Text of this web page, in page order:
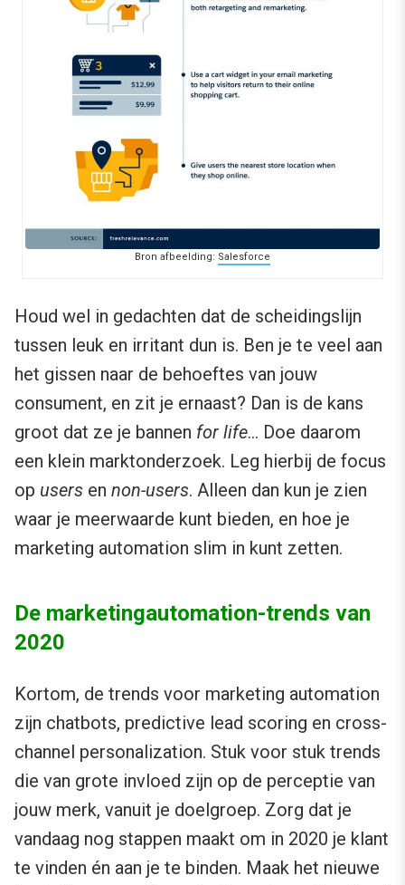
Bron afbeelding: Salesforce
Houd wel in gedachten dat de scheidingslijn
tussen leuk en irritant dun is. Ben je te veel aan
het gissen naar de behoeftes van jouw
consument, en zit je ernaast? Dan is de kans
groot dat ze je bannen for life… Doe daarom
een klein marktonderzoek. Leg hierbij de focus
op users en non-users. Alleen dan kun je zien
waar je meerwaarde kunt bieden, en hoe je
marketing automation slim in kunt zetten.
De marketingautomation-trends van
2020
Kortom, de trends voor marketing automation
zijn chatbots, predictive lead scoring en cross-
channel personalization. Stuk voor stuk trends
die van grote invloed zijn op de perceptie van
jouw merk, vanuit je doelgroep. Zorg dat je
vandaag nog stappen maakt om in 2020 je klant
te vinden én aan je te binden. Maak het nieuwe